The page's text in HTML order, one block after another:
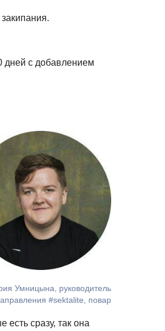
дней с добавлением
Умницына, руководитель
#sektalite, повар
есть сразу, так она